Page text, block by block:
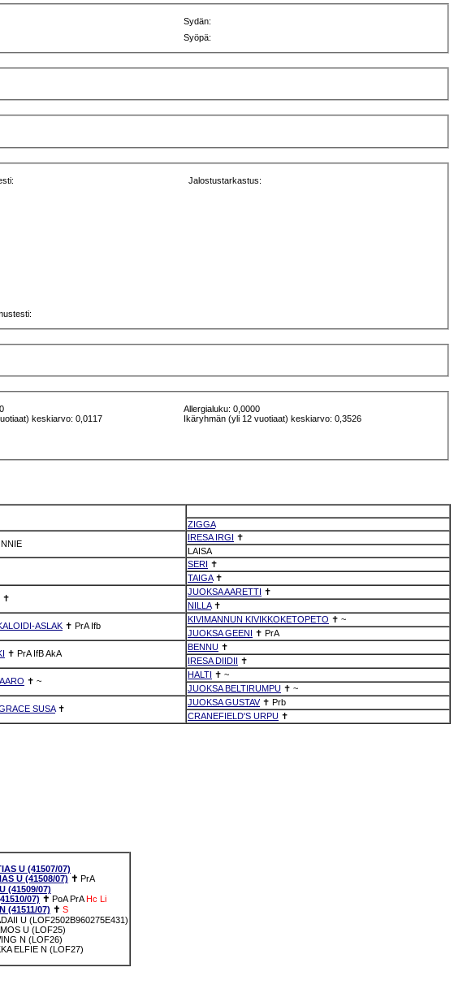
Sydän:
Syöpä:
Jalostustarkastus:
keskiarvo: 0,0117
Allergialuku: 0,0000
Ikäryhmän (yli 12 vuotiaat) keskiarvo: 0,3526
ZIGGA
IRESA IRGI ✝
LAISA
SERI ✝
TAIGA✝
✝
JUOKSA AARETTI ✝
NILLA✝
ASLAK ✝ PrA Ifb
KIVIMANNUN KIVIKKOKETOPETO ✝ ~
JUOKSA GEENI ✝ PrA
✝ PrA IfBAkA
BENNU ✝
IRESA DIIDII ✝
✝ ~
HALTI ✝ ~
JUOKSA BELTIRUMPU ✝ ~
SUSA✝
JUOKSA GUSTAV✝ Prb
CRANEFIELD'S URPU ✝
U (41507/07)
U (41508/07) ✝ PrA
(41509/07)
07) ✝ PoA PrA Hc Li
(41511/07) ✝ S
U (LOF2502B960275E431)
U (LOF25)
N (LOF26)
ELFIE N (LOF27)